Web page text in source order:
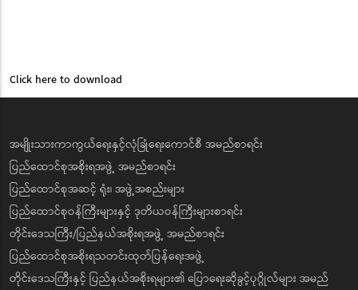
Click here to download
အမျိုးသားကာကွယ်ရေးနှင့်လုံခြုံရေးကောင်စီ အမည်စာရင်း
ပြည်ထောင်စုအစိုးရအဖွဲ့ အမည်စာရင်း
ပြည်ထောင်စုအဆင့် ရုံး၊ အဖွဲ့အစည်းများ
ပြည်ထောင်စုဝန်ကြီးများနှင့် ဒုတိယဝန်ကြီးများစာရင်း
တိုင်းဒေသကြီး/ပြည်နယ်အစိုးရအဖွဲ့ အမည်စာရင်း
ပြည်ထောင်စုအစိုးရသတင်းထုတ်ပြန်ရေးအဖွဲ့
တိုင်းဒေသကြီးနှင့် ပြည်နယ်အစိုးရများ၏ ပြောရေးဆိုခွင့်ပုဂ္ဂိုလ်များ အမည်